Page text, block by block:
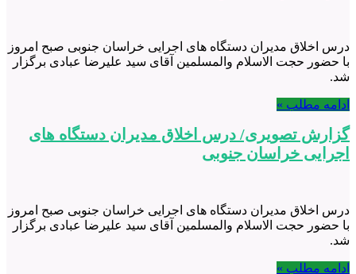
درس اخلاق مدیران دستگاه های اجرایی خراسان جنوبی صبح امروز
با حضور حجت الاسلام والمسلمین آقای سید علیرضا عبادی برگزار
شد.
ادامه مطلب »
گزارش تصویری/ درس اخلاق مدیران دستگاه های
اجرایی خراسان جنوبی
درس اخلاق مدیران دستگاه های اجرایی خراسان جنوبی صبح امروز
با حضور حجت الاسلام والمسلمین آقای سید علیرضا عبادی برگزار
شد.
ادامه مطلب »